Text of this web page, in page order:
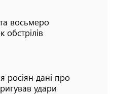
восьмеро
обстрілів
росіян дані про
удари